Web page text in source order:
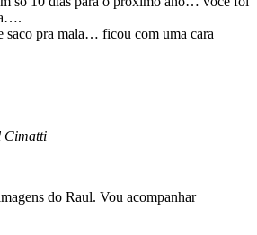
saco pra mala… ficou com uma cara
Cimatti
do Raul. Vou acompanhar